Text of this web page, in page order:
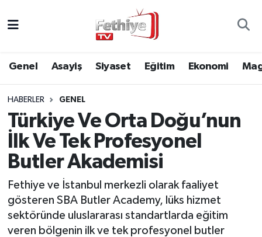
Genel Asayiş Siyaset Eğitim Ekonomi
HABERLER GENEL
Türkiye Ve Orta Doğu’nun
İlk Ve Tek Profesyonel
Butler Akademisi
Fethiye ve İstanbul merkezli olarak faaliyet
gösteren SBA Butler Academy, lüks hizmet
sektöründe uluslararası standartlarda eğitim
veren bölgenin ilk ve tek profesyonel butler
Asayiş
Eğitim
Ekonomi
Kültür
Muğla Hava Durumu
Muğla Namaz Vakitleri
Muğla Trafik Yoğunluk Haritası
Süper Lig Puan Durumu ve Fikstür
Tüm Manşetler